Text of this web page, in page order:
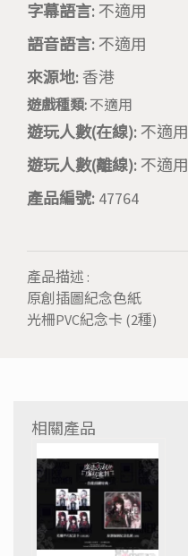
字幕語言: 不適用
語音語言: 不適用
來源地:香港
遊戲種類: 不適用
遊玩人數(在線): 不適用
遊玩人數(離線): 不適用
產品編號: 47764
產品描述 :
原創插圖紀念色紙
光柵PVC紀念卡 (2種)
相關產品